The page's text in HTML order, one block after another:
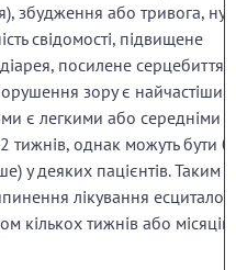
збудження або тривога,
свідомості, підвищене
посилене серцебиття,
порушення зору є
є легкими або середніми
тижнів, однак можуть бути
у деяких пацієнтів. Таким
лікування
кількох тижнів або